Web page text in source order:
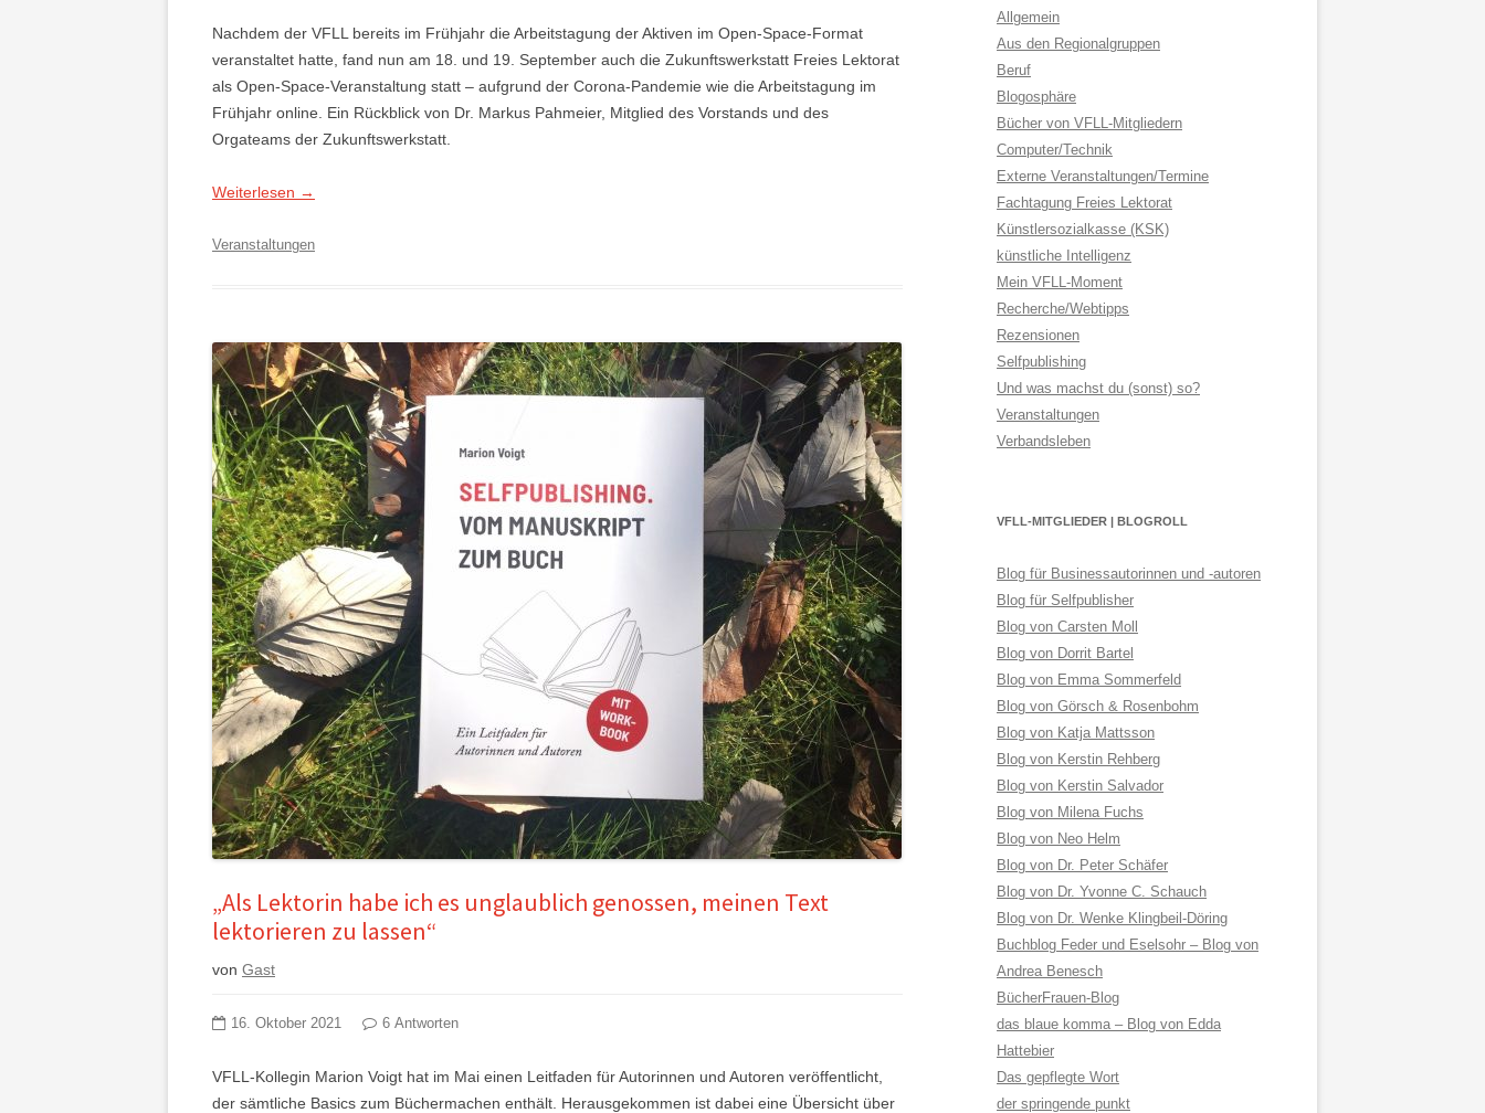
Nachdem der VFLL bereits im Frühjahr die Arbeitstagung der Aktiven im Open-Space-Format
veranstaltet hatte, fand nun am 18. und 19. September auch die Zukunftswerkstatt Freies Lektorat
als Open-Space-Veranstaltung statt – aufgrund der Corona-Pandemie wie die Arbeitstagung im
Frühjahr online. Ein Rückblick von Dr. Markus Pahmeier, Mitglied des Vorstands und des
Orgateams der Zukunftswerkstatt.
Weiterlesen →
Veranstaltungen
„Als Lektorin habe ich es unglaublich genossen, meinen Text
lektorieren zu lassen“
von Gast
16. Oktober 2021 6 Antworten
VFLL-Kollegin Marion Voigt hat im Mai einen Leitfaden für Autorinnen und Autoren veröffentlicht,
der sämtliche Basics zum Büchermachen enthält. Herausgekommen ist dabei eine Übersicht über
Allgemein
Aus den Regionalgruppen
Beruf
Blogosphäre
Bücher von VFLL-Mitgliedern
Computer/Technik
Externe Veranstaltungen/Termine
Fachtagung Freies Lektorat
Künstlersozialkasse (KSK)
künstliche Intelligenz
Mein VFLL-Moment
Recherche/Webtipps
Rezensionen
Selfpublishing
Und was machst du (sonst) so?
Veranstaltungen
Verbandsleben
VFLL-MITGLIEDER | BLOGROLL
Blog für Businessautorinnen und -autoren
Blog für Selfpublisher
Blog von Carsten Moll
Blog von Dorrit Bartel
Blog von Emma Sommerfeld
Blog von Görsch & Rosenbohm
Blog von Katja Mattsson
Blog von Kerstin Rehberg
Blog von Kerstin Salvador
Blog von Milena Fuchs
Blog von Neo Helm
Blog von Dr. Peter Schäfer
Blog von Dr. Yvonne C. Schauch
Blog von Dr. Wenke Klingbeil-Döring
Buchblog Feder und Eselsohr – Blog von
Andrea Benesch
BücherFrauen-Blog
das blaue komma – Blog von Edda
Hattebier
Das gepflegte Wort
der springende punkt